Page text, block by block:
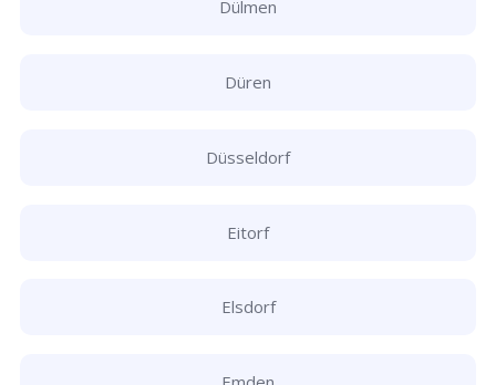
Dülmen
Düren
Düsseldorf
Eitorf
Elsdorf